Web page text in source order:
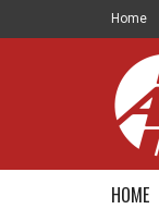
Home
HOME